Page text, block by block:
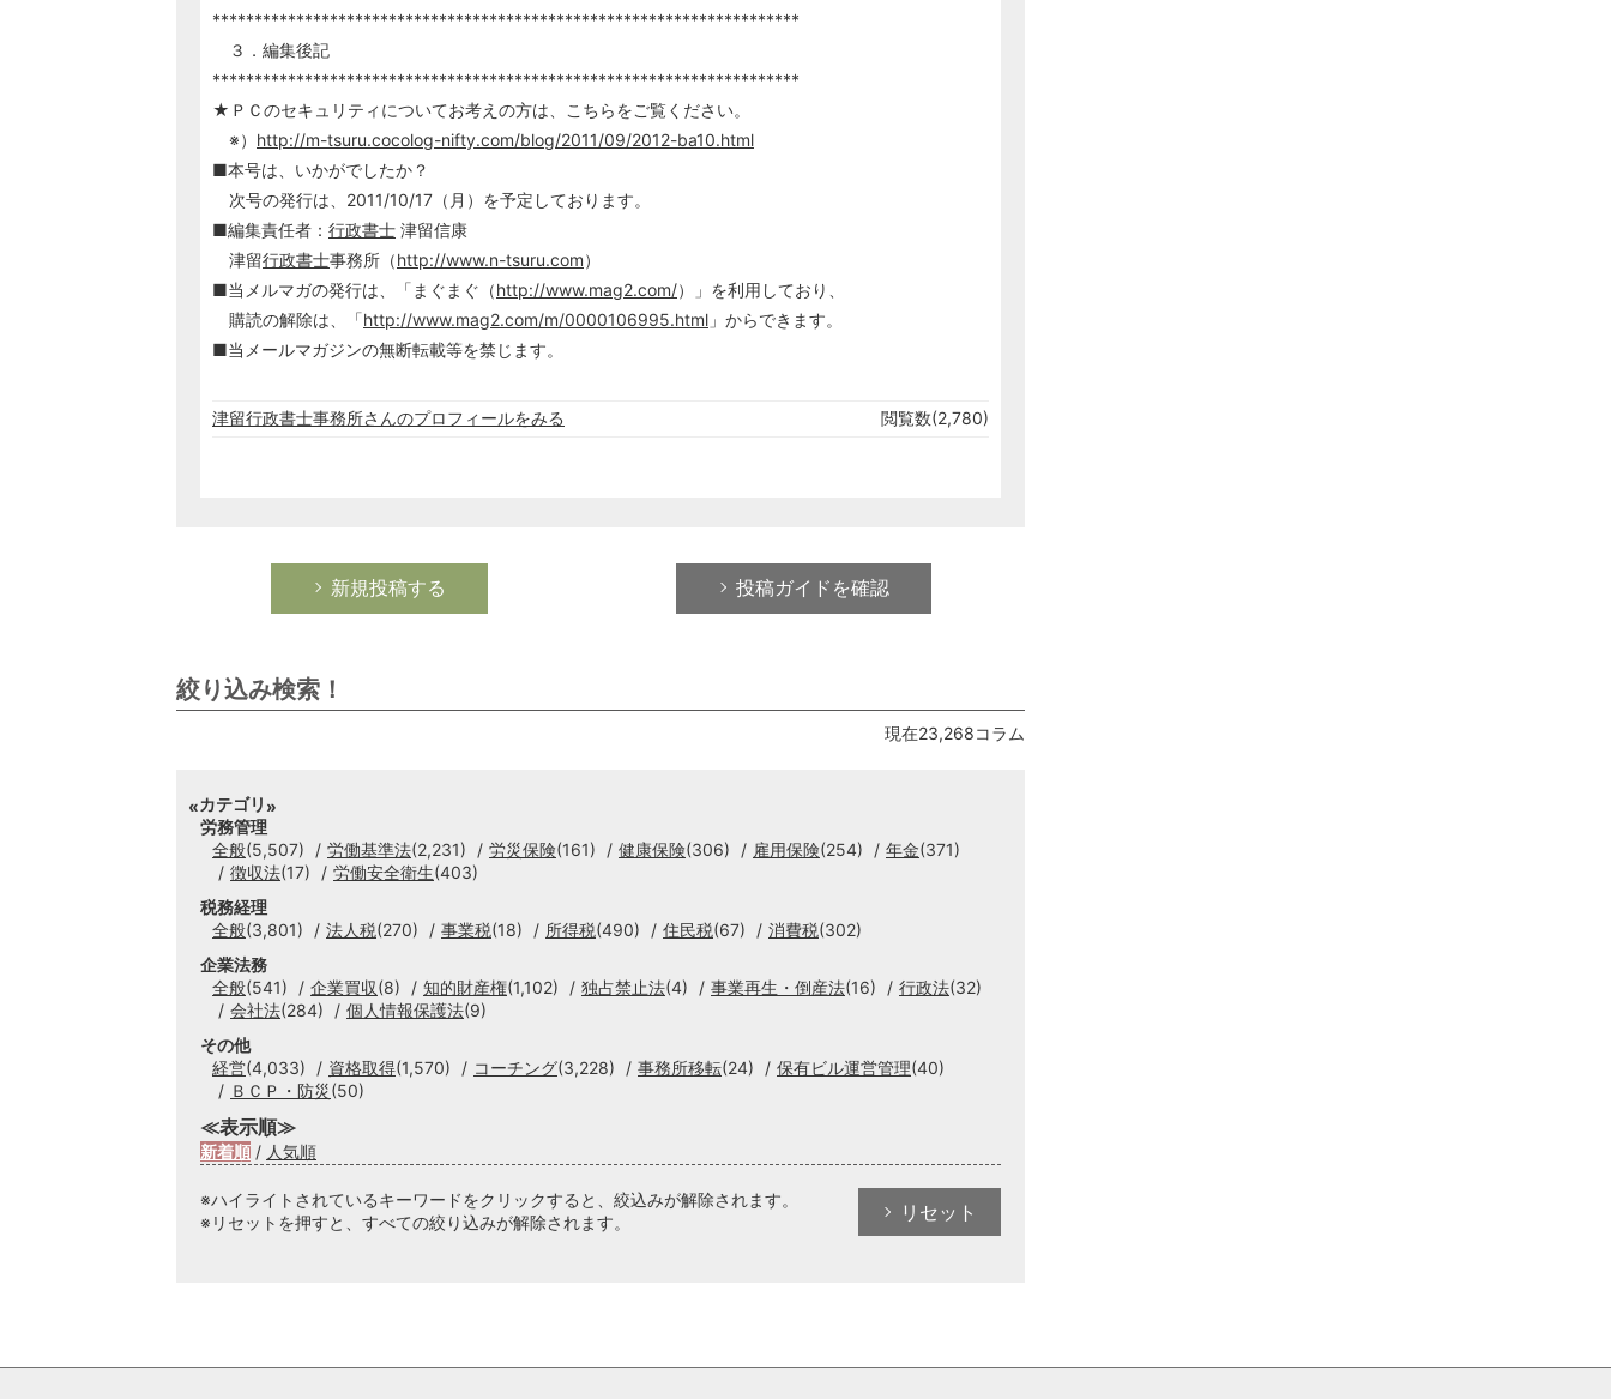
**********************************************************************
３．編集後記
**********************************************************************
★ＰＣのセキュリティについてお考えの方は、こちらをご覧ください。
※） http://m-tsuru.cocolog-nifty.com/blog/2011/09/2012-ba10.html
■本号は、いかがでしたか？
次号の発行は、2011/10/17（月）を予定しております。
■編集責任者： 行政書士 津留信康
津留行政書士事務所（http://www.n-tsuru.com）
■当メルマガの発行は、「まぐまぐ（http://www.mag2.com/）」を利用しており、
購読の解除は、「http://www.mag2.com/m/0000106995.html 」からできます。
■当メールマガジンの無断転載等を禁じます。
津留行政書士事務所さんのプロフィールをみる 閲覧数(2,780)
新規投稿する 投稿ガイドを確認
絞り込み検索！
現在23,268コラム
カテゴリ
労務管理
全般(5,507) 労働基準法(2,231) 労災保険(161) 健康保険(306) 雇用保険(254) 年金(371)
徴収法(17) 労働安全衛生(403)
税務経理
全般(3,801) 法人税(270) 事業税(18) 所得税(490) 住民税(67) 消費税(302)
企業法務
全般(541) 企業買収(8) 知的財産権(1,102) 独占禁止法(4) 事業再生・倒産法(16) 行政法(32)
会社法(284) 個人情報保護法(9)
その他
経営(4,033) 資格取得(1,570) コーチング(3,228) 事務所移転(24) 保有ビル運営管理(40)
ＢＣＰ・防災(50)
≪表示順≫
新着順 / 人気順
※ハイライトされているキーワードをクリックすると、絞込みが解除されます。
※リセットを押すと、すべての絞り込みが解除されます。
リセット